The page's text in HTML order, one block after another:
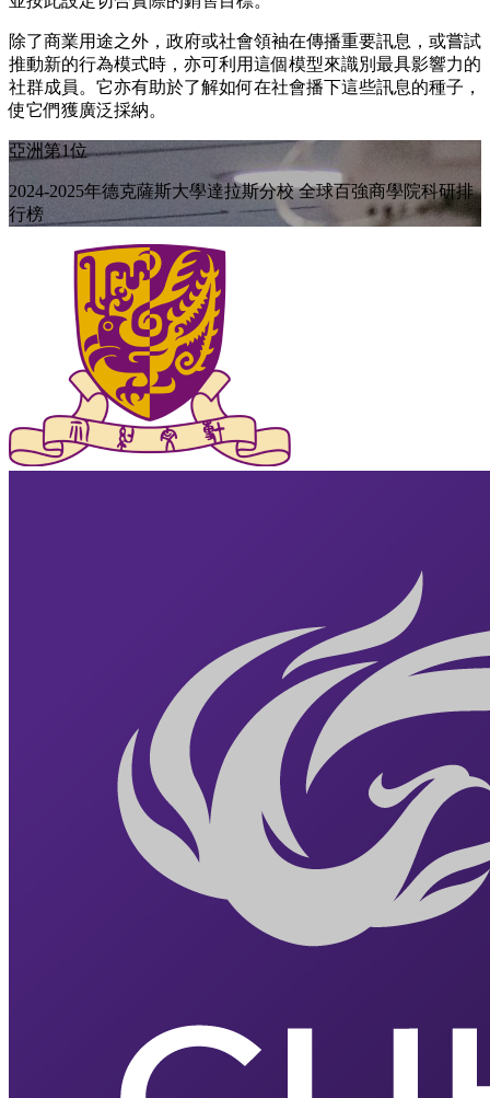
除了商業用途之外，政府或社會領袖在傳播重要訊息，或嘗試
推動新的行為模式時，亦可利用這個模型來識別最具影響力的
社群成員。它亦有助於了解如何在社會播下這些訊息的種子，
使它們獲廣泛採納。
亞洲第1位
2024-2025年德克薩斯大學達拉斯分校 全球百強商學院科研排
行榜